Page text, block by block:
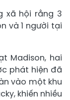
xã hội rằng 3
và 1 người tại
Madison, hai
phát hiện đã
vào một khu
khiến nhiều